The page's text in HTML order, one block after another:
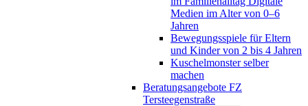
Medien im Alter von 0–6
Jahren
Bewegungsspiele für Eltern
und Kinder von 2 bis 4 Jahren
Kuschelmonster selber
machen
Beratungsangebote FZ
Tersteegenstraße